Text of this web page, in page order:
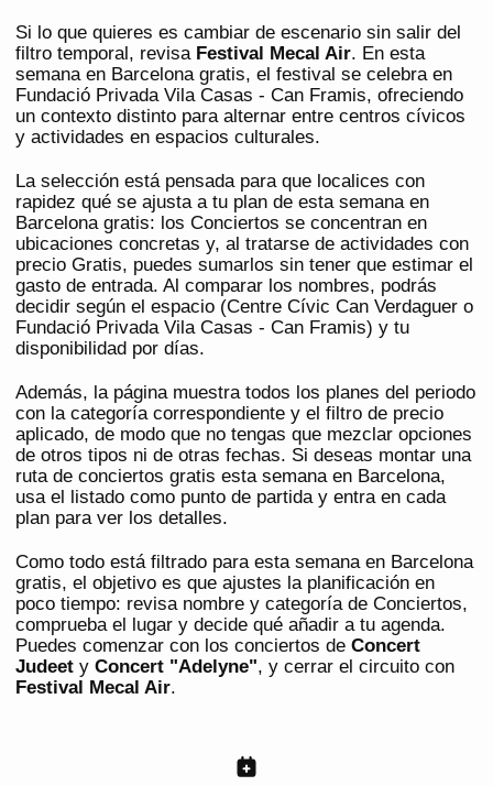
Si lo que quieres es cambiar de escenario sin salir del
filtro temporal, revisa Festival Mecal Air. En esta
semana en Barcelona gratis, el festival se celebra en
Fundació Privada Vila Casas - Can Framis, ofreciendo
un contexto distinto para alternar entre centros cívicos
y actividades en espacios culturales.
La selección está pensada para que localices con
rapidez qué se ajusta a tu plan de esta semana en
Barcelona gratis: los Conciertos se concentran en
ubicaciones concretas y, al tratarse de actividades con
precio Gratis, puedes sumarlos sin tener que estimar el
gasto de entrada. Al comparar los nombres, podrás
decidir según el espacio (Centre Cívic Can Verdaguer o
Fundació Privada Vila Casas - Can Framis) y tu
disponibilidad por días.
Además, la página muestra todos los planes del periodo
con la categoría correspondiente y el filtro de precio
aplicado, de modo que no tengas que mezclar opciones
de otros tipos ni de otras fechas. Si deseas montar una
ruta de conciertos gratis esta semana en Barcelona,
usa el listado como punto de partida y entra en cada
plan para ver los detalles.
Como todo está filtrado para esta semana en Barcelona
gratis, el objetivo es que ajustes la planificación en
poco tiempo: revisa nombre y categoría de Conciertos,
comprueba el lugar y decide qué añadir a tu agenda.
Puedes comenzar con los conciertos de Concert
Judeet y Concert "Adelyne", y cerrar el circuito con
Festival Mecal Air.